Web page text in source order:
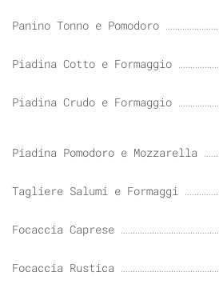
Panino Tonno e Pomodoro
Piadina Cotto e Formaggio
Piadina Crudo e Formaggio
Piadina Pomodoro e Mozzarella
Tagliere Salumi e Formaggi
Focaccia Caprese
Focaccia Rustica